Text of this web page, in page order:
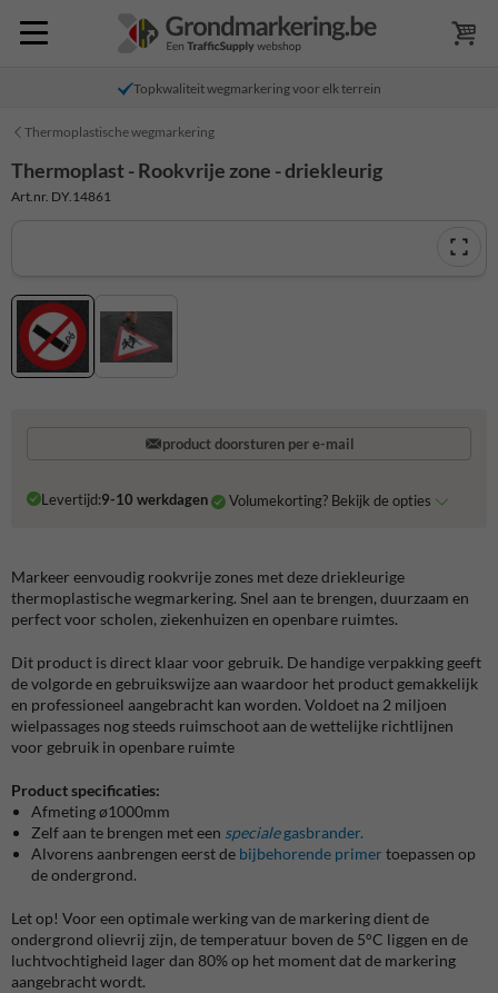
Topkwaliteit wegmarkering voor elk terrein
Thermoplastische wegmarkering
Thermoplast - Rookvrije zone - driekleurig
Art.nr. DY.14861
product doorsturen per e-mail
Levertijd:9-10 werkdagen Volumekorting? Bekijk de opties
Markeer eenvoudig rookvrije zones met deze driekleurige
thermoplastische wegmarkering. Snel aan te brengen, duurzaam en
perfect voor scholen, ziekenhuizen en openbare ruimtes.
Dit product is direct klaar voor gebruik. De handige verpakking geeft
de volgorde en gebruikswijze aan waardoor het product gemakkelijk
en professioneel aangebracht kan worden. Voldoet na 2 miljoen
wielpassages nog steeds ruimschoot aan de wettelijke richtlijnen
voor gebruik in openbare ruimte
Product specificaties:
Afmeting ø1000mm
Zelf aan te brengen met een specialegasbrander.
Alvorens aanbrengen eerst de bijbehorende primer toepassen op
de ondergrond.
Let op! Voor een optimale werking van de markering dient de
ondergrond olievrij zijn, de temperatuur boven de 5°C liggen en de
luchtvochtigheid lager dan 80% op het moment dat de markering
aangebracht wordt.